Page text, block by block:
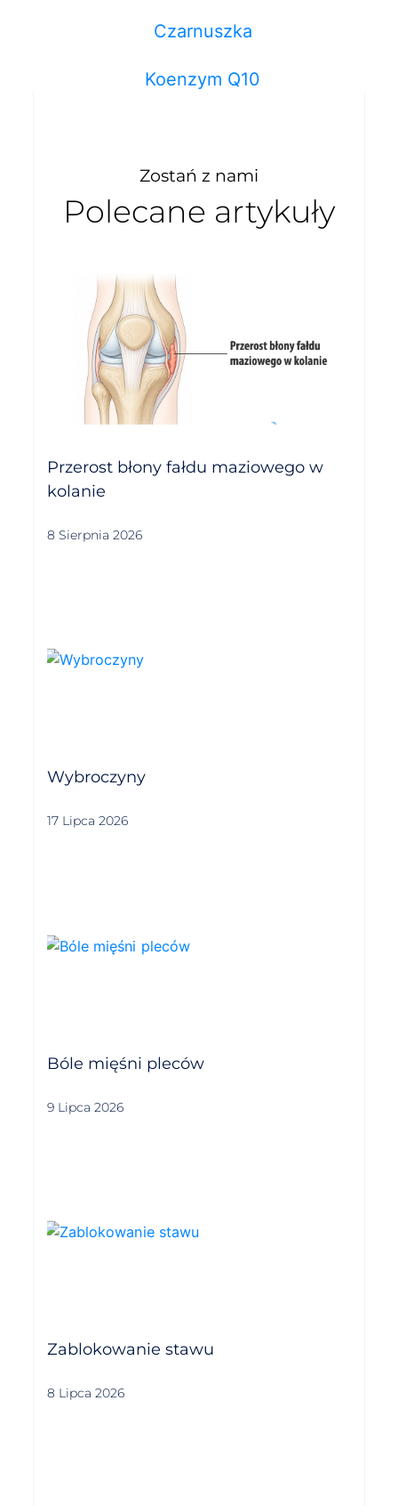
Czarnuszka
Koenzym Q10
Zostań z nami
Polecane artykuły
Przerost błony fałdu maziowego w
kolanie
8 Sierpnia 2026
Wybroczyny
17 Lipca 2026
Bóle mięśni pleców
9 Lipca 2026
Zablokowanie stawu
8 Lipca 2026